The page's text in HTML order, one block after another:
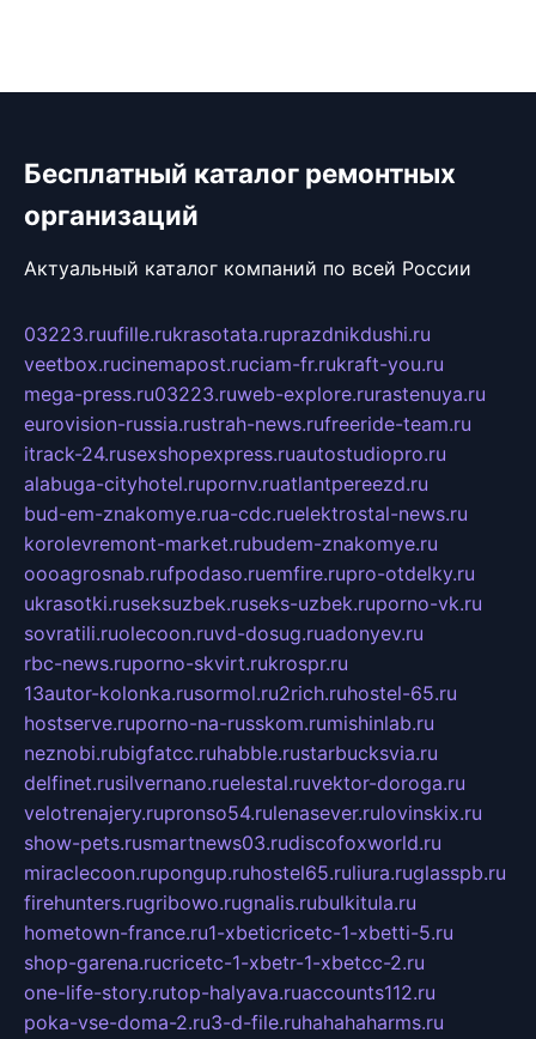
Бесплатный каталог ремонтных
организаций
Актуальный каталог компаний по всей России
03223.ruufille.rukrasotata.ruprazdnikdushi.ru
veetbox.rucinemapost.ruciam-fr.rukraft-you.ru
mega-press.ru03223.ruweb-explore.rurastenuya.ru
eurovision-russia.rustrah-news.rufreeride-team.ru
itrack-24.rusexshopexpress.ruautostudiopro.ru
alabuga-cityhotel.rupornv.ruatlantpereezd.ru
bud-em-znakomye.rua-cdc.ruelektrostal-news.ru
korolevremont-market.rubudem-znakomye.ru
oooagrosnab.rufpodaso.ruemfire.rupro-otdelky.ru
ukrasotki.ruseksuzbek.ruseks-uzbek.ruporno-vk.ru
sovratili.ruolecoon.ruvd-dosug.ruadonyev.ru
rbc-news.ruporno-skvirt.rukrospr.ru
13autor-kolonka.rusormol.ru2rich.ruhostel-65.ru
hostserve.ruporno-na-russkom.rumishinlab.ru
neznobi.rubigfatcc.ruhabble.rustarbucksvia.ru
delfinet.rusilvernano.ruelestal.ruvektor-doroga.ru
velotrenajery.rupronso54.rulenasever.rulovinskix.ru
show-pets.rusmartnews03.rudiscofoxworld.ru
miraclecoon.rupongup.ruhostel65.ruliura.ruglasspb.ru
firehunters.rugribowo.rugnalis.rubulkitula.ru
hometown-france.ru1-xbeticricetc-1-xbetti-5.ru
shop-garena.rucricetc-1-xbetr-1-xbetcc-2.ru
one-life-story.rutop-halyava.ruaccounts112.ru
poka-vse-doma-2.ru3-d-file.ruhahahaharms.ru